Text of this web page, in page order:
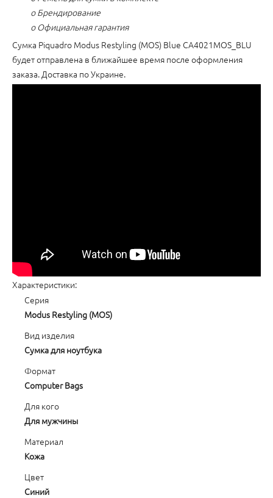
o Брендирование
o Официальная гарантия
Сумка Piquadro Modus Restyling (MOS) Blue CA4021MOS_BLU
будет отправлена в ближайшее время после оформления
заказа. Доставка по Украине.
Характеристики:
Серия
Modus Restyling (MOS)
Вид изделия
Сумка для ноутбука
Формат
Computer Bags
Для кого
Для мужчины
Материал
Кожа
Цвет
Синий